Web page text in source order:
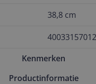
38,8 cm
Kenmerken
Productinformatie